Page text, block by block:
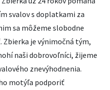
svalov s doplatkami za
sa môžeme slobodne
Zbierka je výnimočná tým,
naši dobrovoľníci, žijeme
znevýhodnenia.
motýľa podporiť